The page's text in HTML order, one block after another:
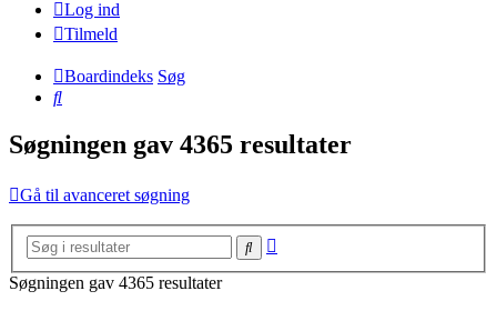
Log ind
Tilmeld
Boardindeks Søg
Søg
Søgningen gav 4365 resultater
Gå til avanceret søgning
Søg
Søgningen gav 4365 resultater